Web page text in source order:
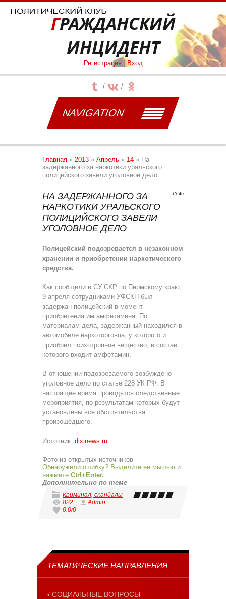
ГРАЖДАНСКИЙ
ИНЦИДЕНТ
Регистрация Вход
NAVIGATION
Главная » 2013 » Апрель » 14 » На
задержанного за наркотики уральского
полицийского завели уголовное дело
13:46
НА ЗАДЕРЖАННОГО ЗА
НАРКОТИКИ УРАЛЬСКОГО
ПОЛИЦИЙСКОГО ЗАВЕЛИ
УГОЛОВНОЕ ДЕЛО
Полицейский подозревается в незаконном
хранении и приобретении наркотического
средства.
Как сообщили в СУ СКР по Пермскому краю,
9 апреля сотрудниками УФСКН был
задержан полицейский в момент
приобретения им амфетамина. По
материалам дела, задержанный находился в
автомобиле наркоторговца, у которого и
приобрёл психотропное вещество, в состав
которого входит амфетамин.
В отношении подозреваемого возбуждено
уголовное дело по статье 228 УК РФ. В
настоящее время проводятся следственные
мероприятия, по результатам которых будут
установлены все обстоятельства
произошедшего.
Источник: dixinews.ru
Фото из открытых источников
Обнаружили ошибку? Выделите ее мышью и
нажмите Ctrl+Enter.
Дополнительно по теме
Криминал, скандалы
822
Admin
0.0/0
ТЕМАТИЧЕСКИЕ НАПРАВЛЕНИЯ
СОЦИАЛЬНЫЕ ВОПРОСЫ